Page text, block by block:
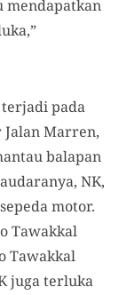
mendapatkan
pada
Jalan Marren,
balapan
NK,
motor.
Tawakkal
Tawakkal
juga terluka